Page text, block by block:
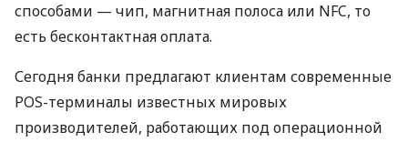
способами — чип, магнитная полоса или NFC, то
есть бесконтактная оплата.
Сегодня банки предлагают клиентам современные
POS-терминалы известных мировых
производителей, работающих под операционной